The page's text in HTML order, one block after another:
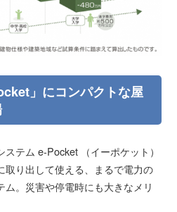
」にコンパクトな屋
テム e-Pocket （イーポケット）
取り出して使える、まるで電力の
。災害や停電時にも大きなメリ